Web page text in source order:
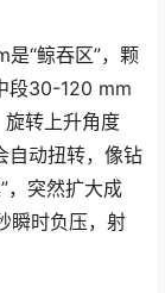
“鲸吞区”，颗
段30-120 mm
旋转上升角度
自动扭转，像钻
，突然扩大成
瞬时负压，射